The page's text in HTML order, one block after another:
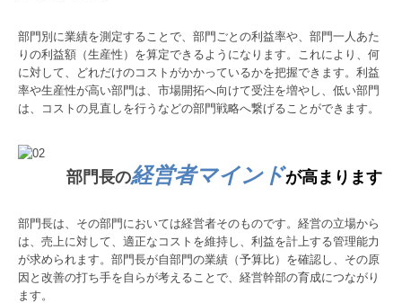
部門別に業績を測定することで、部門ごとの利益率や、部門一人あた
りの利益額（生産性）を算定できるようになります。これにより、何
に対して、どれだけのコストがかかっているかを把握できます。利益
率や生産性が高い部門は、市場開拓へ向けて受注を増やし、低い部門
は、コストの見直しを行うなどの部門戦略へ繋げることができます。
部門長の経営者マインドが高まります
部門長は、その部門においては経営者そのものです。経営の立場から
は、売上に対して、適正なコストを維持し、利益を計上する管理能力
が求められます。部門長が自部門の業績（予算比）を確認し、その原
因と改善の打ち手を自らが考えることで、経営幹部の育成につながり
ます。